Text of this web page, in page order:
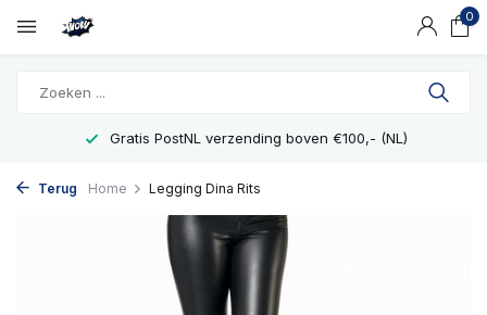
0
Gratis PostNL verzending boven €100,- (NL)
Terug Home Legging Dina Rits